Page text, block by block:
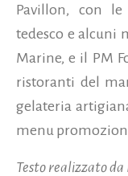
Pavillon, con
tedesco e alcuni
Marine, e il PM
ristoranti del
gelateria
menu
Testo realizzato